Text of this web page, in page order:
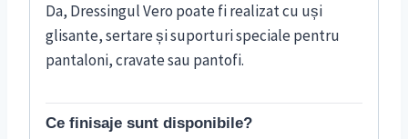
Da, Dressingul Vero poate fi realizat cu uși
glisante, sertare și suporturi speciale pentru
pantaloni, cravate sau pantofi.
Ce finisaje sunt disponibile?